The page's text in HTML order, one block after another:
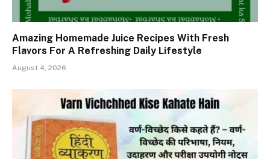
Amazing Homemade Juice Recipes With Fresh
Flavors For A Refreshing Daily Lifestyle
August 4, 2026